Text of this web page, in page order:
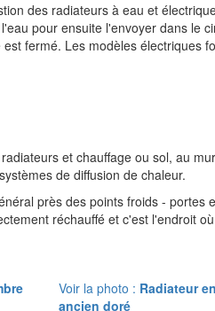
des radiateurs à eau et
pour ensuite l'envoyer dans le
fermé. Les modèles électriques
et chauffage ou sol, au
de diffusion de chaleur.
près des points froids - portes
réchauffé et c'est l'endroit
Voir la photo : Radiateur
ancien doré